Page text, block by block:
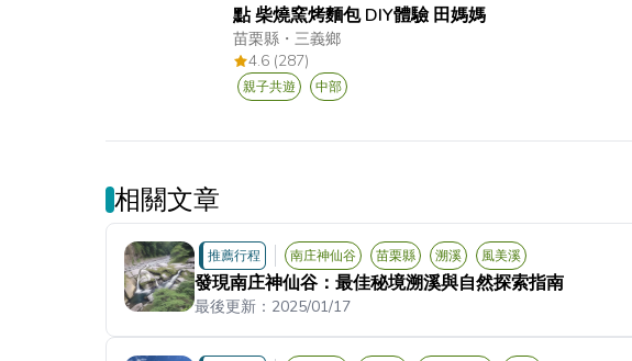
點 柴燒窯烤麵包 DIY體驗 田媽媽
苗栗縣 ・三義鄉
4.6 (287)
親子共遊 中部
相關文章
推薦行程 南庄神仙谷 苗栗縣 溯溪 風美溪
發現南庄神仙谷：最佳秘境溯溪與自然探索指南
最後更新： 2025/01/17